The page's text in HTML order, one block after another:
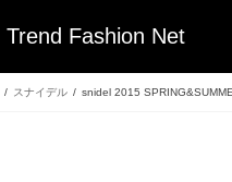
Trend Fashion Net
スナイデル snidel 2015